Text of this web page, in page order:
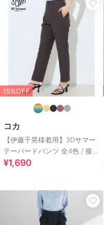
商品カテゴリ
性別タイプ
カラー
サイズ
お手入れ
特徴
15%OFF
コカ
【伊藤千晃様着用】3Dサマー
テーパードパンツ 全4色 / 接触
冷感・シワになりにくい
¥1,690